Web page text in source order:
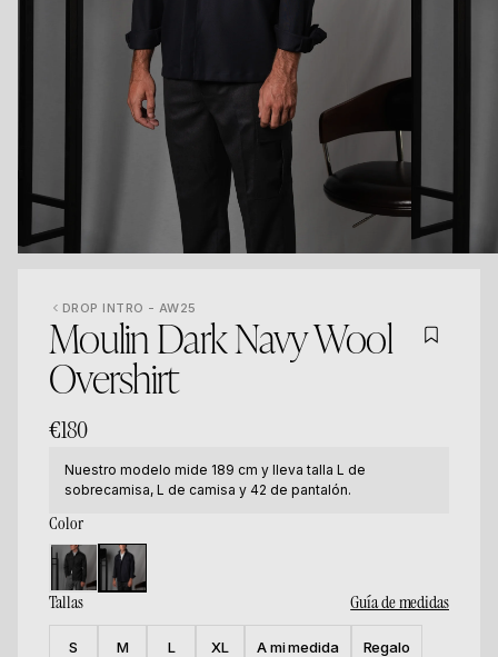
DROP INTRO - AW25
Moulin Dark Navy Wool
Overshirt
€180
Nuestro modelo mide 189 cm y lleva talla L de
sobrecamisa, L de camisa y 42 de pantalón.
Color
Tallas Guía de medidas
S M L XL A mi medida Regalo